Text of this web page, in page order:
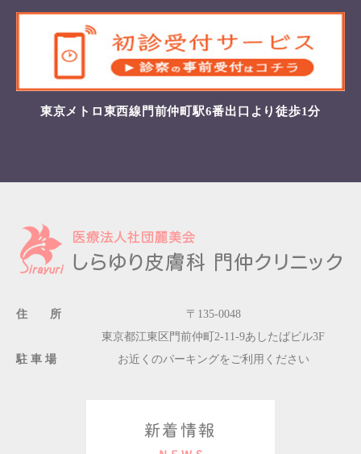
東京メトロ東西線門前仲町駅6番出口より徒歩1分
住 所
〒135-0048
東京都江東区門前仲町2-11-9あしたばビル3F
駐 車 場
お近くのパーキングをご利用ください